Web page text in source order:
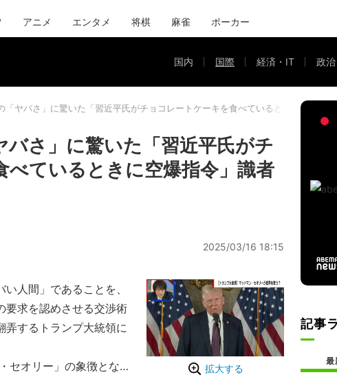
アニメ エンタメ 将棋 麻雀 ポーカー
国内 国際 経済・IT 政治
「ヤバさ」に驚いた「習近平氏がチョコレートケーキを食べているときに空爆指令
バさ」に驚いた「習近平氏がチ
べているときに空爆指令」識者
2025/03/16 18:15
拡大する
人間」であることを、
要求を認めさせる交渉術
弄するトランプ大統領に
セオリー」の象徴となる
記事
最